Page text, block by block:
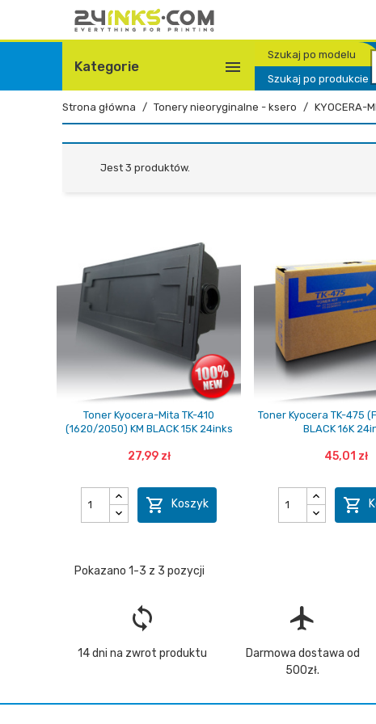
Kategorie 
Szukaj po modelu
Szukaj po produkcie
Strona główna Tonery nieoryginalne - ksero KYOCERA-
Jest 3 produktów.
Toner Kyocera-Mita TK-410
(1620/2050) KM BLACK 15K 24inks
27,99 zł
 Koszyk
Toner Kyocera TK-475
BLACK 16K
45,01 zł

Pokazano 1-3 z 3 pozycji
loop
14 dni na zwrot produktu
flight
Darmowa dostawa od
500zł.